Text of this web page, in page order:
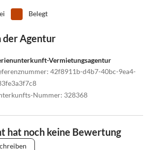
Belegt
Agentur
Vermietungsagentur
: 42f8911b-d4b7-40bc-9ea4-
Nummer: 328368
hat noch keine Bewertung